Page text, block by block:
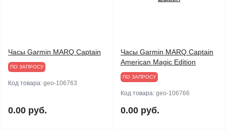
Часы Garmin MARQ Captain
ПО ЗАПРОСУ
Код товара: geo-106763
0.00 руб.
Часы Garmin MARQ Captain
American Magic Edition
ПО ЗАПРОСУ
Код товара: geo-106766
0.00 руб.